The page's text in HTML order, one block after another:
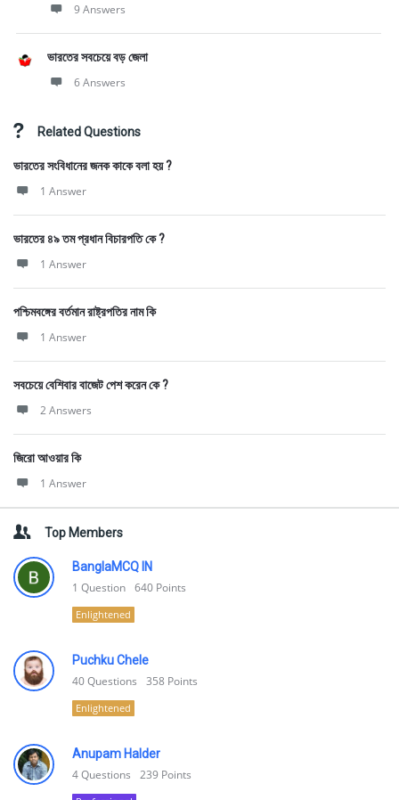
9 Answers
ভারতের সবচেয়ে বড় জেলা
6 Answers
Related Questions
ভারতের সংবিধানের জনক কাকে বলা হয় ?
1 Answer
ভারতের ৪৯ তম প্রধান বিচারপতি কে ?
1 Answer
পশ্চিমবঙ্গের বর্তমান রাষ্ট্রপতির নাম কি
1 Answer
সবচেয়ে বেশিবার বাজেট পেশ করেন কে ?
2 Answers
জিরো আওয়ার কি
1 Answer
Top Members
BanglaMCQ IN
1 Question 640 Points
Enlightened
Puchku Chele
40Questions 358 Points
Enlightened
Anupam Halder
4Questions 239 Points